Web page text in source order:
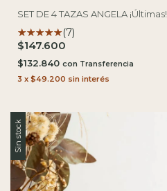
SET DE 4 TAZAS ANGELA ¡Últimas!
(7)
$147.600
$132.840 con
3 x $49.200 sin interés
Sin stock